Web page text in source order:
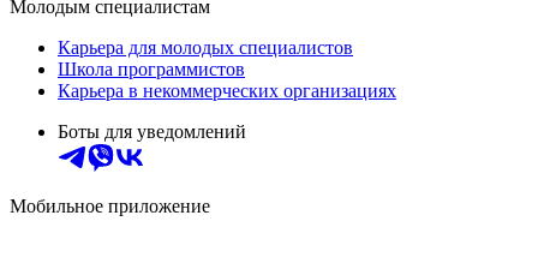
Молодым специалистам
Карьера для молодых специалистов
Школа программистов
Карьера в некоммерческих организациях
Боты для уведомлений
Мобильное приложение